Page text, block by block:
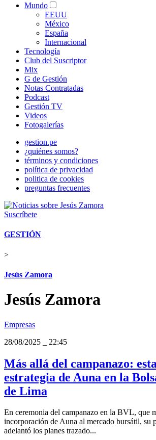
Mundo
EEUU
México
España
Internacional
Tecnología
Club del Suscriptor
Mix
G de Gestión
Notas Contratadas
Podcast
Gestión TV
Videos
Fotogalerías
gestion.pe
¿quiénes somos?
términos y condiciones
política de privacidad
politica de cookies
preguntas frecuentes
Suscríbete
GESTIÓN
>
Jesús Zamora
Jesús Zamora
Empresas
28/08/2025
22:45
Más allá del campanazo:
estrategia de Auna en la
de Lima
En ceremonia del campanazo en la BVL, que
incorporación de Auna al mercado bursátil, su
adelantó los planes trazado...